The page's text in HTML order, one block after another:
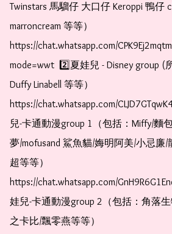
Twinstars 馬騮仔 大口仔 Keroppi 鴨仔
marroncream 等等）
https://chat.whatsapp.com/
mode=wwt  2️⃣夏娃兒 - Disney group
Duffy Linabell 等等）
https://chat.whatsapp.com/
兒-卡通動漫group 1（包括：Miffy/麵
夢/mofusand 鯊魚貓/娒明阿美/小忌廉/
超等等）
https://chat.whatsapp.com/
娃兒-卡通動漫group 2（包括：角落
之卡比/飄零燕等等）